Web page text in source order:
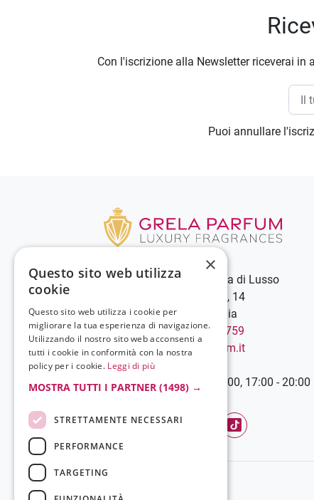
Con l'iscrizione alla Newsletter riceverai
Puoi annullare
Grela Parfum - Profumeria di Lusso
C.so Vittorio Emanuele III, 14
89900 Vibo Valentia - Italia
Chiamaci: +39 0963 544759
Scrivici:info@grelaparfum.it
Orari
Lunedì-Sabato: 9:00 - 13:00, 17:00 - 20:00
Facebook InstagramTikTok
×
Questo sito web utilizza
cookie
Questo sito web utilizza i cookie per
migliorare la tua esperienza di navigazione.
Utilizzando il nostro sito web acconsenti a
tutti i cookie in conformità con la nostra
policy per i cookie. Leggi di più
MOSTRA TUTTI I PARTNER (1498) →
STRETTAMENTE NECESSARI
PERFORMANCE
TARGETING